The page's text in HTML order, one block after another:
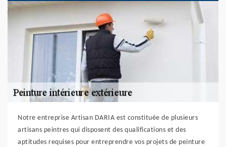
Notre entreprise Artisan DARIA est constituée de plusieurs
artisans peintres qui disposent des qualifications et des
aptitudes requises pour entreprendre vos projets de peinture